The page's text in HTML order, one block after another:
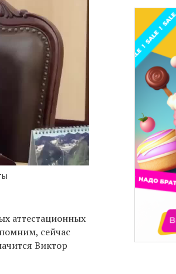
аттестационных
сейчас
Виктор